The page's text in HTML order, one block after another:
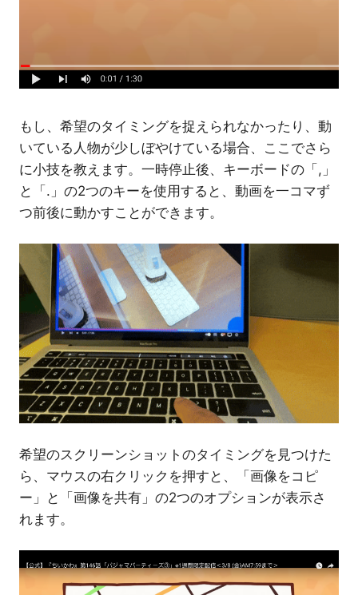
もし、希望のタイミングを捉えられなかったり、動
いている人物が少しぼやけている場合、ここでさら
に小技を教えます。一時停止後、キーボードの「,」
と「.」の2つのキーを使用すると、動画を一コマず
つ前後に動かすことができます。
希望のスクリーンショットのタイミングを見つけた
ら、マウスの右クリックを押すと、「画像をコピ
ー」と「画像を共有」の2つのオプションが表示さ
れます。